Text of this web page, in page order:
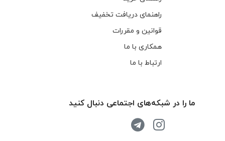
راهنمای دریافت تخفیف
قوانین و مقررات
همکاری با ما
ارتباط با ما
ما را در شبکه‌های اجتماعی دنبال کنید